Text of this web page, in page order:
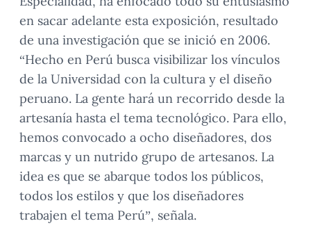
en sacar adelante esta exposición, resultado
de una investigación que se inició en 2006.
“Hecho en Perú busca visibilizar los vínculos
de la Universidad con la cultura y el diseño
peruano. La gente hará un recorrido desde la
artesanía hasta el tema tecnológico. Para ello,
hemos convocado a ocho diseñadores, dos
marcas y un nutrido grupo de artesanos. La
idea es que se abarque todos los públicos,
todos los estilos y que los diseñadores
trabajen el tema Perú”, señala.